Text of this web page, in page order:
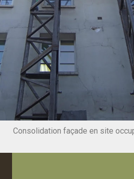
Consolidation façade en site